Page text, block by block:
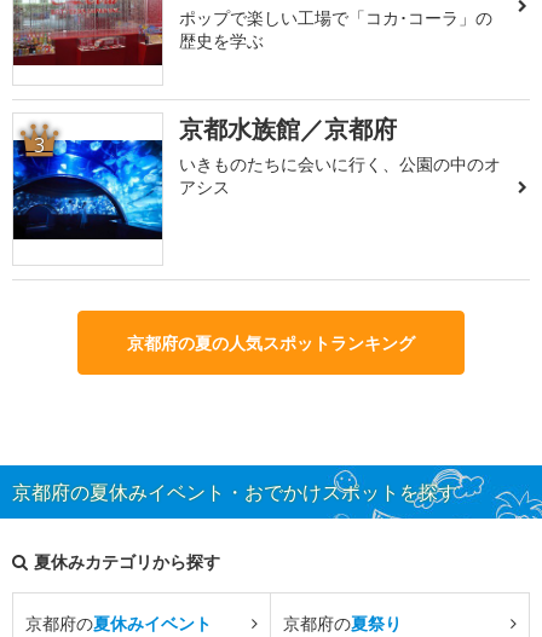
ポップで楽しい工場で「コカ･コーラ」の
歴史を学ぶ
3 京都水族館／京都府
いきものたちに会いに行く、公園の中のオ
アシス
京都府の夏の人気スポットランキング
京都府の夏休みイベント・おでかけスポットを探す
夏休みカテゴリから探す
京都府の夏休みイベント 京都府の夏祭り